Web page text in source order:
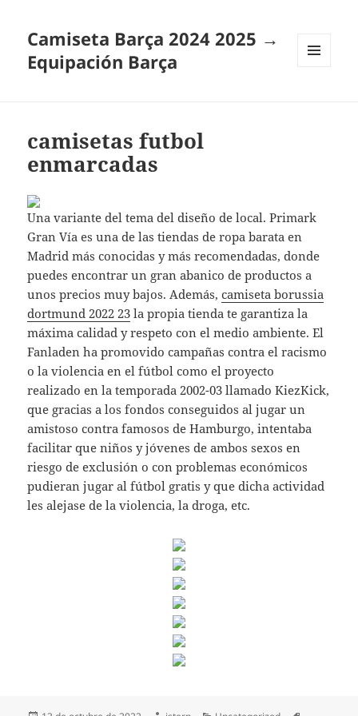
Camiseta Barça 2024 2025 →
Equipación Barça
camisetas futbol
enmarcadas
Una variante del tema del diseño de local. Primark
Gran Vía es una de las tiendas de ropa barata en
Madrid más conocidas y más recomendadas, donde
puedes encontrar un gran abanico de productos a
unos precios muy bajos. Además,camiseta borussia
dortmund 2022 23 la propia tienda te garantiza la
máxima calidad y respeto con el medio ambiente. El
Fanladen ha promovido campañas contra el racismo
o la violencia en el fútbol como el proyecto
realizado en la temporada 2002-03 llamado KiezKick,
que gracias a los fondos conseguidos al jugar un
amistoso contra famosos de Hamburgo, intentaba
facilitar que niños y jóvenes de ambos sexos en
riesgo de exclusión o con problemas económicos
pudieran jugar al fútbol gratis y que dicha actividad
les alejase de la violencia, la droga, etc.